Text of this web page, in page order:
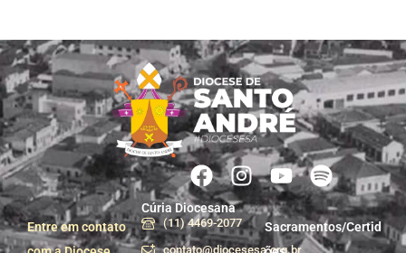
Entre em contato
Cúria Diocesana
(11) 4469-2077
contato@diocesesa.org.br
Sacramentos/Certid